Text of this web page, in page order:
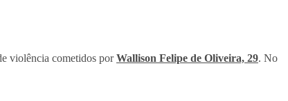
violência cometidos porWallison Felipe de Oliveira, 29. No